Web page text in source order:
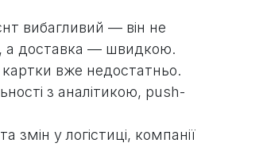
вибагливий — він не
а доставка — швидкою.
картки вже недостатньо.
з аналітикою, push-
у логістиці, компанії